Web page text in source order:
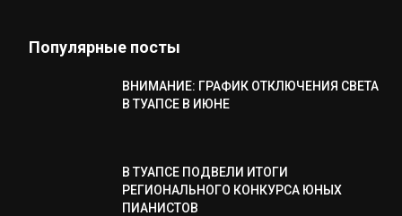
Популярные посты
ВНИМАНИЕ: ГРАФИК ОТКЛЮЧЕНИЯ СВЕТА
В ТУАПСЕ В ИЮНЕ
В ТУАПСЕ ПОДВЕЛИ ИТОГИ
РЕГИОНАЛЬНОГО КОНКУРСА ЮНЫХ
ПИАНИСТОВ